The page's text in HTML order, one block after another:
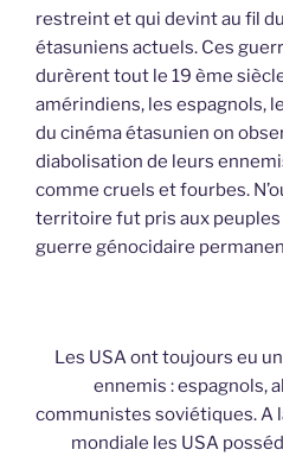
restreint et qui devint au fil
étasuniens actuels. Ces
durèrent tout le 19 ème
amérindiens, les espagnols,
du cinéma étasunien on
diabolisation de leurs
comme cruels et fourbes.
territoire fut pris aux
guerre génocidaire
Les USA ont toujours eu
ennemis : espagnols,
communistes soviétiques. A
mondiale les USA